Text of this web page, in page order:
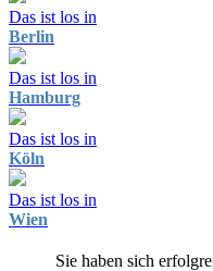
Das ist los in
Berlin
Das ist los in
Hamburg
Das ist los in
Köln
Das ist los in
Wien
Sie haben sich